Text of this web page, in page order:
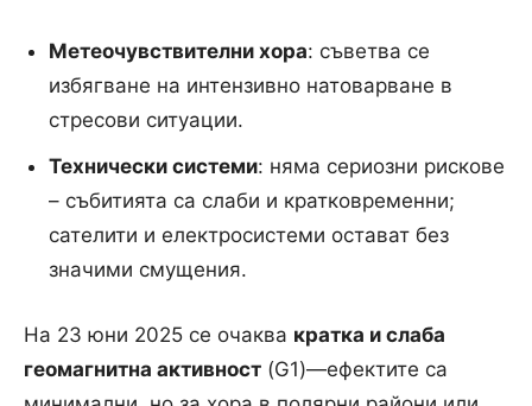
Метеочувствителни хора: съветва се
избягване на интензивно натоварване в
стресови ситуации.
Технически системи: няма сериозни рискове
– събитията са слаби и кратковременни;
сателити и електросистеми остават без
значими смущения.
На 23 юни 2025 се очаква кратка и слаба
геомагнитна активност (G1)—ефектите са